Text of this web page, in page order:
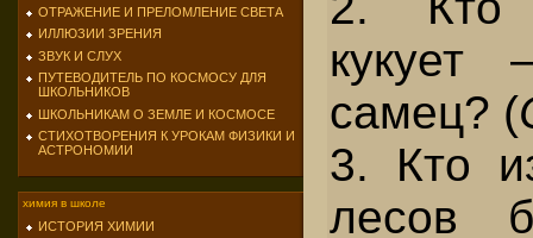
ОТРАЖЕНИЕ И ПРЕЛОМЛЕНИЕ СВЕТА
ИЛЛЮЗИИ ЗРЕНИЯ
ЗВУК И СЛУХ
ПУТЕВОДИТЕЛЬ ПО КОСМОСУ ДЛЯ
ШКОЛЬНИКОВ
ШКОЛЬНИКАМ О ЗЕМЛЕ И КОСМОСЕ
СТИХОТВОРЕНИЯ К УРОКАМ ФИЗИКИ И
АСТРОНОМИИ
химия в школе
ИСТОРИЯ ХИМИИ
кукует
самец? (
3. Кто
лесов